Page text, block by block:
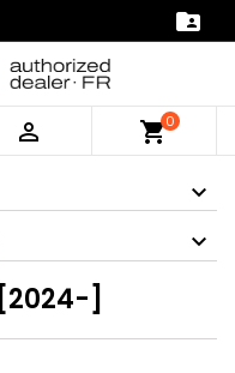

 shopping_cart0
[2024-]